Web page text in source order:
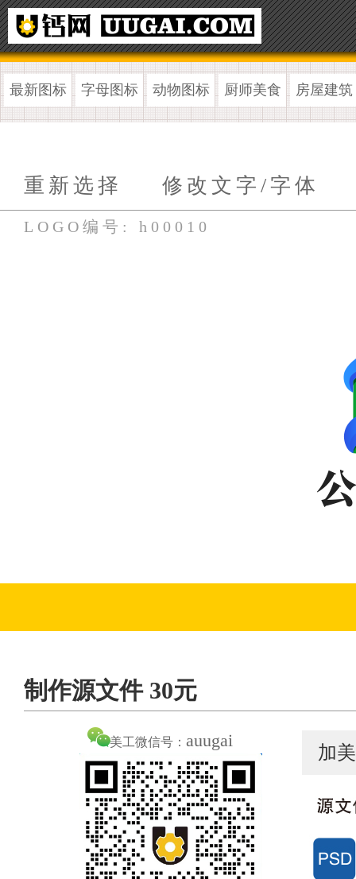
最新图标 字母图标 动物图标 厨师美食 房屋建筑
重新选择 修改文字/字体
LOGO编号: h00010
制作源文件 30元
美工微信号： auugai
加